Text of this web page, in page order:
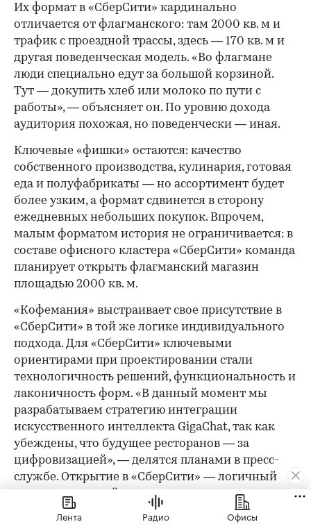
Их формат в «СберСити» кардинально
отличается от флагманского: там 2000 кв. м и
трафик с проездной трассы, здесь — 170 кв. м и
другая поведенческая модель. «Во флагмане
люди специально едут за большой корзиной.
Тут — докупить хлеб или молоко по пути с
работы», — объясняет он. По уровню дохода
аудитория похожая, но поведенчески — иная.
Ключевые «фишки» остаются: качество
собственного производства, кулинария, готовая
еда и полуфабрикаты — но ассортимент будет
более узким, а формат сдвинется в сторону
ежедневных небольших покупок. Впрочем,
малым форматом история не ограничивается: в
составе офисного кластера «СберСити» команда
планирует открыть флагманский магазин
площадью 2000 кв. м.
«Кофемания» выстраивает свое присутствие в
«СберСити» в той же логике индивидуального
подхода. Для «СберСити» ключевыми
ориентирами при проектировании стали
технологичность решений, функциональность и
лаконичность форм. «В данный момент мы
разрабатываем стратегию интеграции
искусственного интеллекта GigaChat, так как
убеждены, что будущее ресторанов — за
цифровизацией», — делятся планами в пресс-
службе. Открытие в «СберСити» — логичный
шаг в рамках этой стратегии: сеть уже
подтвердила высокую эффективность
Лента Радио Офисы